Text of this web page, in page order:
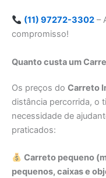
(11) 97272-3302–
compromisso!
Quanto custa um
Os preços do Carreto
distância percorrida, o
necessidade de
praticados:
Carreto pequeno
pequenos, caixas e